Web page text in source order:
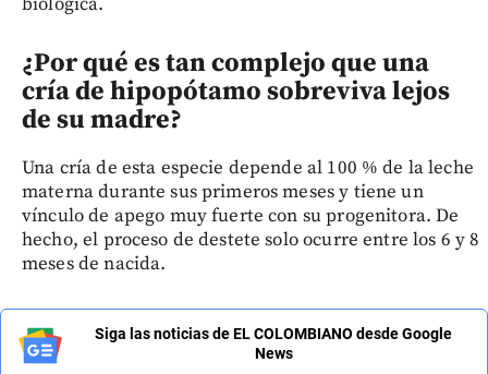
¿Por qué es tan complejo que una
cría de hipopótamo sobreviva lejos
de su madre?
Una cría de esta especie depende al 100 % de la leche
materna durante sus primeros meses y tiene un
vínculo de apego muy fuerte con su progenitora. De
hecho, el proceso de destete solo ocurre entre los 6 y 8
meses de nacida.
Siga las noticias de EL COLOMBIANO desde Google
News